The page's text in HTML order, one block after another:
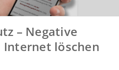
– Negative
löschen